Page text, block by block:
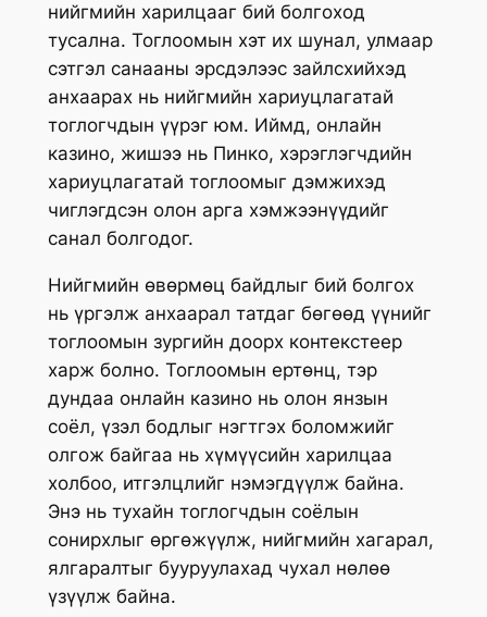
нийгмийн харилцааг бий болгоход
тусална. Тоглоомын хэт их шунал, улмаар
сэтгэл санааны эрсдэлээс зайлсхийхэд
анхаарах нь нийгмийн хариуцлагатай
тоглогчдын үүрэг юм. Иймд, онлайн
казино, жишээ нь Пинко, хэрэглэгчдийн
хариуцлагатай тоглоомыг дэмжихэд
чиглэгдсэн олон арга хэмжээнүүдийг
санал болгодог.
Нийгмийн өвөрмөц байдлыг бий болгох
нь үргэлж анхаарал татдаг бөгөөд үүнийг
тоглоомын зургийн доорх контекстеер
харж болно. Тоглоомын ертөнц, тэр
дундаа онлайн казино нь олон янзын
соёл, үзэл бодлыг нэгтгэх боломжийг
олгож байгаа нь хүмүүсийн харилцаа
холбоо, итгэлцлийг нэмэгдүүлж байна.
Энэ нь тухайн тоглогчдын соёлын
сонирхлыг өргөжүүлж, нийгмийн хагарал,
ялгаралтыг бууруулахад чухал нөлөө
үзүүлж байна.